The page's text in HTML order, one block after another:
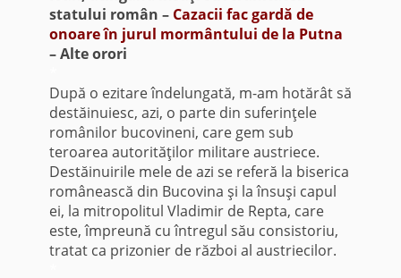
statului român – Cazacii fac gardă de
onoare în jurul mormântului de la Putna
– Alte orori
După o ezitare îndelungată, m-am hotărât să
destăinuiesc, azi, o parte din suferinţele
românilor bucovineni, care gem sub
teroarea autorităţilor militare austriece.
Destăinuirile mele de azi se referă la biserica
românească din Bucovina şi la însuşi capul
ei, la mitropolitul Vladimir de Repta, care
este, împreună cu întregul său consistoriu,
tratat ca prizonier de război al austriecilor.